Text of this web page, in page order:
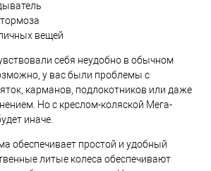
вещей
себя неудобно в обычном
у вас были проблемы с
карманов, подлокотников или даже
Но с креслом-коляской Мега-
иначе.
обеспечивает простой и удобный
литые колеса обеспечивают